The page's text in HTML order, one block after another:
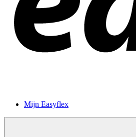
Mijn Easyflex